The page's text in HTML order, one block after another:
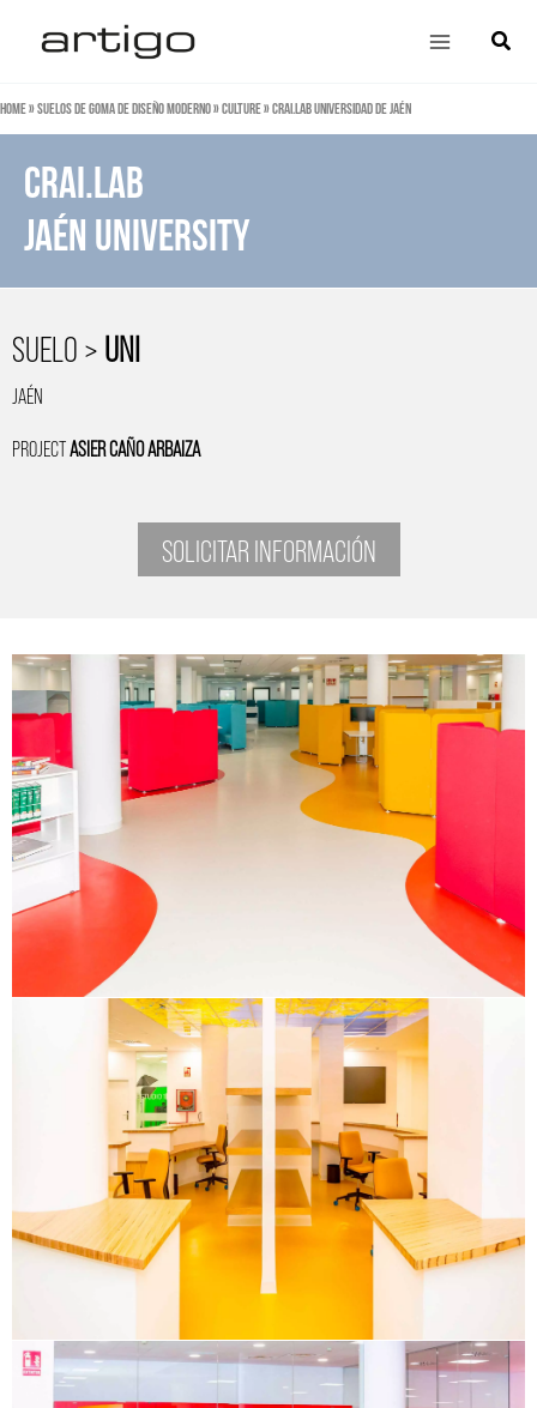
contenido
Main
Home»Suelos de goma de diseño moderno»Culture»CRAI.lab Universidad de Jaén
CRAI.lab
jaén university
SUELO >UNI
JAÉN
PROJECTASIER CAÑO ARBAIZA
SOLICITAR INFORMACIÓN